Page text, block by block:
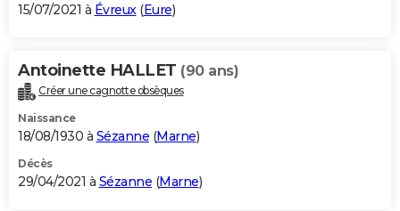
15/07/2021 à Évreux(Eure)
Antoinette HALLET (90 ans)
Créer une cagnotte obsèques
Naissance
18/08/1930 à Sézanne (Marne)
Décès
29/04/2021 à Sézanne (Marne)